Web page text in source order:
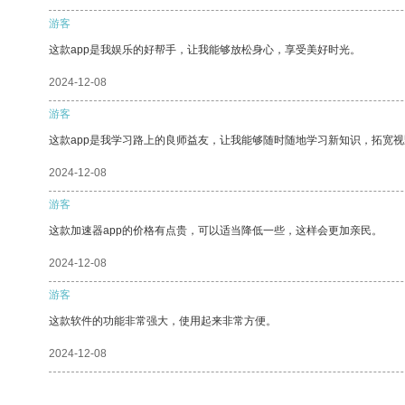
游客
这款app是我娱乐的好帮手，让我能够放松身心，享受美好时光。
2024-12-08
游客
这款app是我学习路上的良师益友，让我能够随时随地学习新知识，拓宽
2024-12-08
游客
这款加速器app的价格有点贵，可以适当降低一些，这样会更加亲民。
2024-12-08
游客
这款软件的功能非常强大，使用起来非常方便。
2024-12-08